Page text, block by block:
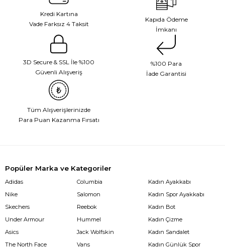
Kredi Kartına
Vade Farksız 4 Taksit
Kapıda Ödeme
İmkanı
3D Secure & SSL İle %100
Güvenli Alışveriş
%100 Para
İade Garantisi
Tüm Alışverişlerinizde
Para Puan Kazanma Fırsatı
Popüler Marka ve Kategoriler
Adidas
Nike
Skechers
Under Armour
Asics
The North Face
Columbia
Salomon
Reebok
Hummel
Jack Wolfskin
Vans
Kadın Ayakkabı
Kadın Spor Ayakkabı
Kadın Bot
Kadın Çizme
Kadın Sandalet
Kadın Günlük Spor